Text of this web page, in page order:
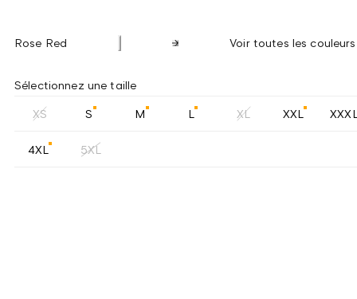
Rose Red Voir toutes les couleurs
Sélectionnez une taille
XS S M L XL XXL
4XL 5XL